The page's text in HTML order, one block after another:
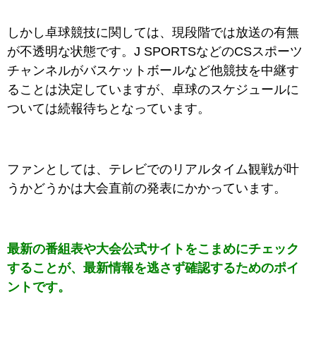
しかし卓球競技に関しては、現段階では放送の有無
が不透明な状態です。J SPORTSなどのCSスポーツ
チャンネルがバスケットボールなど他競技を中継す
ることは決定していますが、卓球のスケジュールに
ついては続報待ちとなっています。
ファンとしては、テレビでのリアルタイム観戦が叶
うかどうかは大会直前の発表にかかっています。
最新の番組表や大会公式サイトをこまめにチェック
することが、最新情報を逃さず確認するためのポイ
ントです。